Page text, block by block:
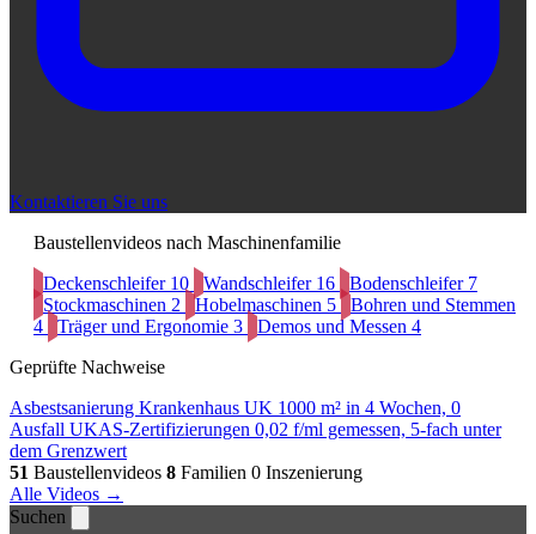
Kontaktieren Sie uns
Baustellenvideos nach Maschinenfamilie
Deckenschleifer 10 Wandschleifer 16 Bodenschleifer 7
Stockmaschinen 2 Hobelmaschinen 5
Bohren und Stemmen
4
Träger und Ergonomie 3 Demos und Messen 4
Geprüfte Nachweise
Asbestsanierung Krankenhaus UK 1000 m² in 4 Wochen, 0
Ausfall UKAS-Zertifizierungen 0,02 f/ml gemessen, 5-fach unter
dem Grenzwert
51 Baustellenvideos 8 Familien 0 Inszenierung
Alle Videos →
Suchen